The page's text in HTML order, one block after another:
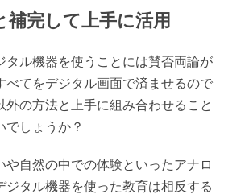
補完して上手に活用
タル機器を使うことには賛否両論が
べてをデジタル画面で済ませるので
外の方法と上手に組み合わせること
でしょうか？
や自然の中での体験といったアナロ
ジタル機器を使った教育は相反する